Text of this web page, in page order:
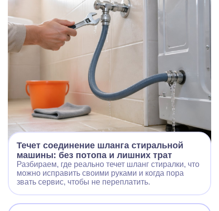
Течет соединение шланга стиральной
машины: без потопа и лишних трат
Разбираем, где реально течет шланг стиралки, что
можно исправить своими руками и когда пора
звать сервис, чтобы не переплатить.